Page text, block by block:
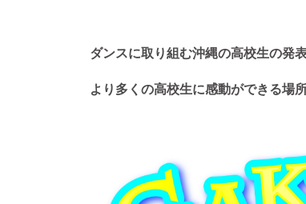
ダンスに取り組む沖縄の高校生の発
より多くの高校生に感動ができる場